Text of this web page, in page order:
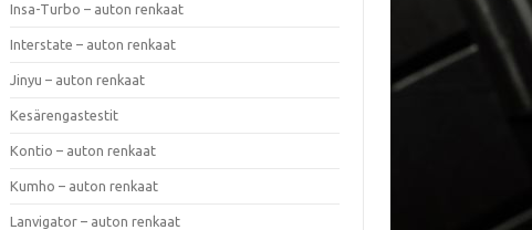
Insa-Turbo – auton renkaat
Interstate – auton renkaat
Jinyu – auton renkaat
Kesärengastestit
Kontio – auton renkaat
Kumho – auton renkaat
Lanvigator – auton renkaat